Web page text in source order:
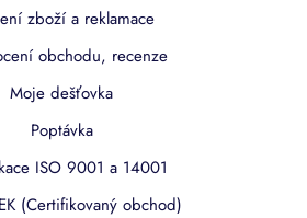
zboží a reklamace
obchodu, recenze
Moje dešťovka
Poptávka
ISO 9001 a 14001
(Certifikovaný obchod)